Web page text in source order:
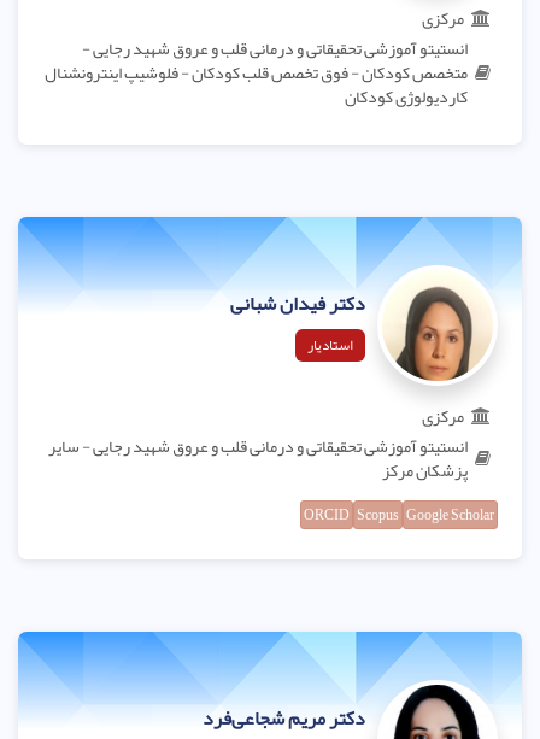
مرکزی
انستیتو آموزشی تحقیقاتی و درمانی قلب و عروق شهید رجایی -
متخصص کودکان - فوق تخصص قلب کودکان - فلوشیپ اینترونشنال
کاردیولوژی کودکان
دکتر فیدان شبانی
استادیار
مرکزی
انستیتو آموزشی تحقیقاتی و درمانی قلب و عروق شهید رجایی - سایر
پزشکان مرکز
Google Scholar
Scopus
ORCID
دکتر مریم شجاعی‌فرد